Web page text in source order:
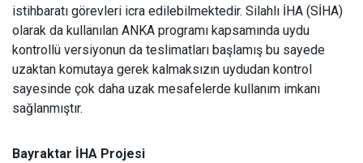
istihbaratı görevleri icra edilebilmektedir. Silahlı İHA (SİHA)
olarak da kullanılan ANKA programı kapsamında uydu
kontrollü versiyonun da teslimatları başlamış bu sayede
uzaktan komutaya gerek kalmaksızın uydudan kontrol
sayesinde çok daha uzak mesafelerde kullanım imkanı
sağlanmıştır.
Bayraktar İHA Projesi